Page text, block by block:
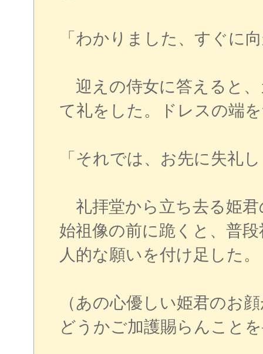
「わかりました、すぐに
迎えの侍女に答えると
て礼をした。ドレスの端
「それでは、お先に失礼
礼拝堂から立ち去る姫
始祖像の前に跪くと、普
人的な願いを付け足した。
（あの心優しい姫君のお
どうかご加護賜らんこと